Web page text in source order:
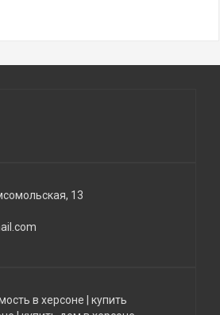
13
в херсоне
купить